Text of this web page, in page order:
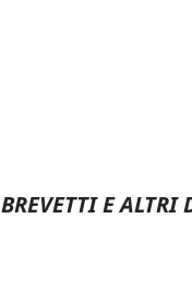
BREVETTI E ALTRI